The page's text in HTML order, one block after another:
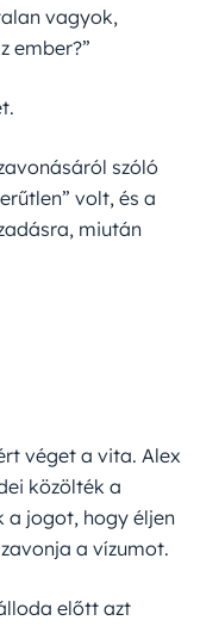
vagyok,
ember?”
szóló
volt, és a
miután
véget a vita. Alex
közölték a
jogot, hogy éljen
a vízumot.
előtt azt